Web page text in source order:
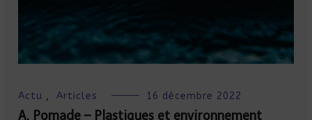
Actu , Articles 16 décembre 2022
A. Pomade – Plastiques et environnement